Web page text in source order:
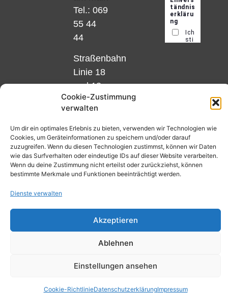
Cookie-Zustimmung
verwalten
Um dir ein optimales Erlebnis zu bieten, verwenden wir Technologien wie
Cookies, um Geräteinformationen zu speichern und/oder darauf
zuzugreifen. Wenn du diesen Technologien zustimmst, können wir Daten
wie das Surfverhalten oder eindeutige IDs auf dieser Website verarbeiten.
Wenn du deine Zustimmung nicht erteilst oder zurückziehst, können
bestimmte Merkmale und Funktionen beeinträchtigt werden.
Dienste verwalten
Akzeptieren
Ablehnen
Einstellungen ansehen
Cookie-RichtlinieDatenschutzerklärungImpressum
Tel.: 069
55 44
44
Straßenbahn
Linie 18
und 12,
Haltestelle
Matthias-
Beltz-
Platz
oder
Bus Nr.
Nibelungenplatz/FH